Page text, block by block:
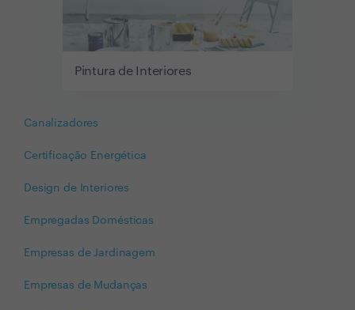
Pintura de Interiores
Canalizadores
Certificação Energética
Design de Interiores
Empregadas Domésticas
Empresas de Jardinagem
Empresas de Mudanças